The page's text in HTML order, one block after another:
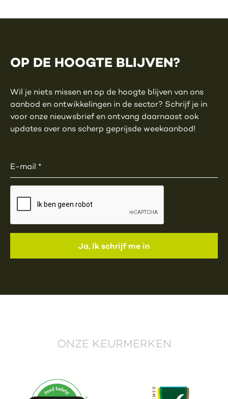
OP DE HOOGTE BLIJVEN?
Wil je niets missen en op de hoogte blijven van ons
aanbod en ontwikkelingen in de sector? Schrijf je in
voor onze nieuwsbrief en ontvang daarnaast ook
updates over ons scherp geprijsde weekaanbod!
ONZE KEURMERKEN